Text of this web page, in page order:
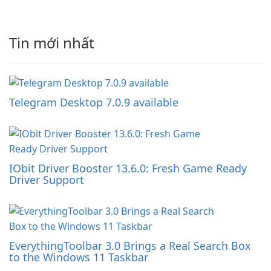
Tin mới nhất
Telegram Desktop 7.0.9 available
IObit Driver Booster 13.6.0: Fresh Game Ready
Driver Support
EverythingToolbar 3.0 Brings a Real Search Box
to the Windows 11 Taskbar